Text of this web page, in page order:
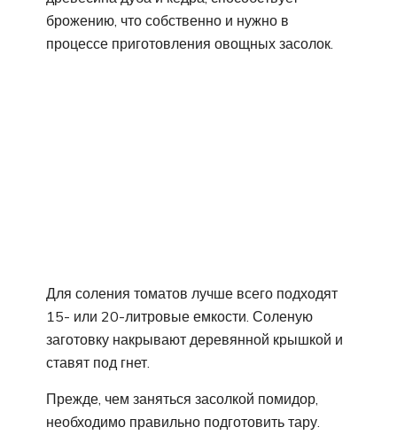
брожению, что собственно и нужно в
процессе приготовления овощных засолок.
Для соления томатов лучше всего подходят
15- или 20-литровые емкости. Соленую
заготовку накрывают деревянной крышкой и
ставят под гнет.
Прежде, чем заняться засолкой помидор,
необходимо правильно подготовить тару.